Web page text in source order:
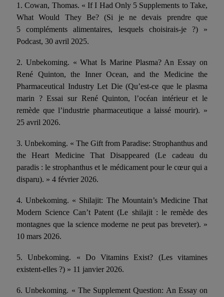
1. Cowan, Thomas. « If I Had Only 5 Supplements to Take,
What Would They Be? (Si je ne devais prendre que
5 compléments alimentaires, lesquels choisirais-je ?) »
Podcast, 30 avril 2025.
2. Unbekoming. « What Is Marine Plasma? An Essay on
René Quinton, the Inner Ocean, and the Medicine the
Pharmaceutical Industry Let Die (Qu’est-ce que le plasma
marin ? Essai sur René Quinton, l’océan intérieur et le
remède que l’industrie pharmaceutique a laissé mourir). »
25 avril 2026.
3. Unbekoming. « The Gift from Paradise: Strophanthus and
the Heart Medicine That Disappeared (Le cadeau du
paradis : le strophanthus et le médicament pour le cœur qui a
disparu). » 4 février 2026.
4. Unbekoming. « Shilajit: The Mountain’s Medicine That
Modern Science Can’t Patent (Le shilajit : le remède des
montagnes que la science moderne ne peut pas breveter). »
10 mars 2026.
5. Unbekoming. « Do Vitamins Exist? (Les vitamines
existent-elles ?) » 11 janvier 2026.
6. Unbekoming. « The Supplement Question: An Essay on